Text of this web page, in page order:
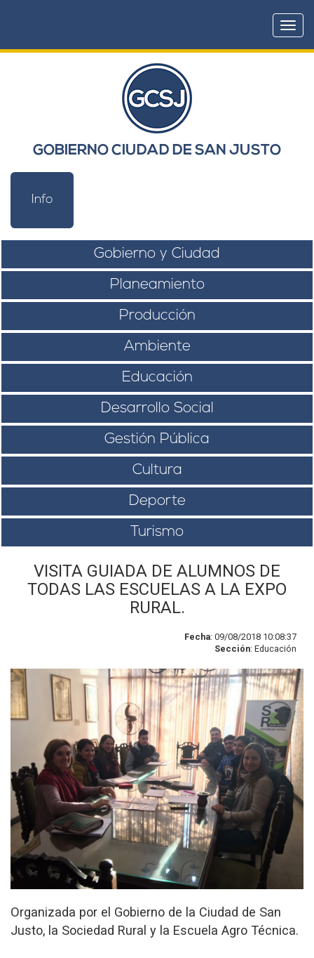
GOBIERNO CIUDAD DE SAN JUSTO
Info
Gobierno y Ciudad
Planeamiento
Producción
Ambiente
Educación
Desarrollo Social
Gestión Pública
Cultura
Deporte
Turismo
VISITA GUIADA DE ALUMNOS DE
TODAS LAS ESCUELAS A LA EXPO
RURAL.
Fecha: 09/08/2018 10:08:37
Sección: Educación
Organizada por el Gobierno de la Ciudad de San
Justo, la Sociedad Rural y la Escuela Agro Técnica.